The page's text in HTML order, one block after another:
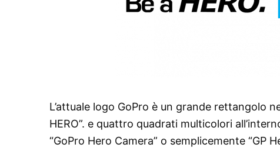
L’attuale logo GoPro è un grande rettangolo
HERO”. e quattro quadrati multicolori
“GoPro Hero Camera” o semplicemente “GP